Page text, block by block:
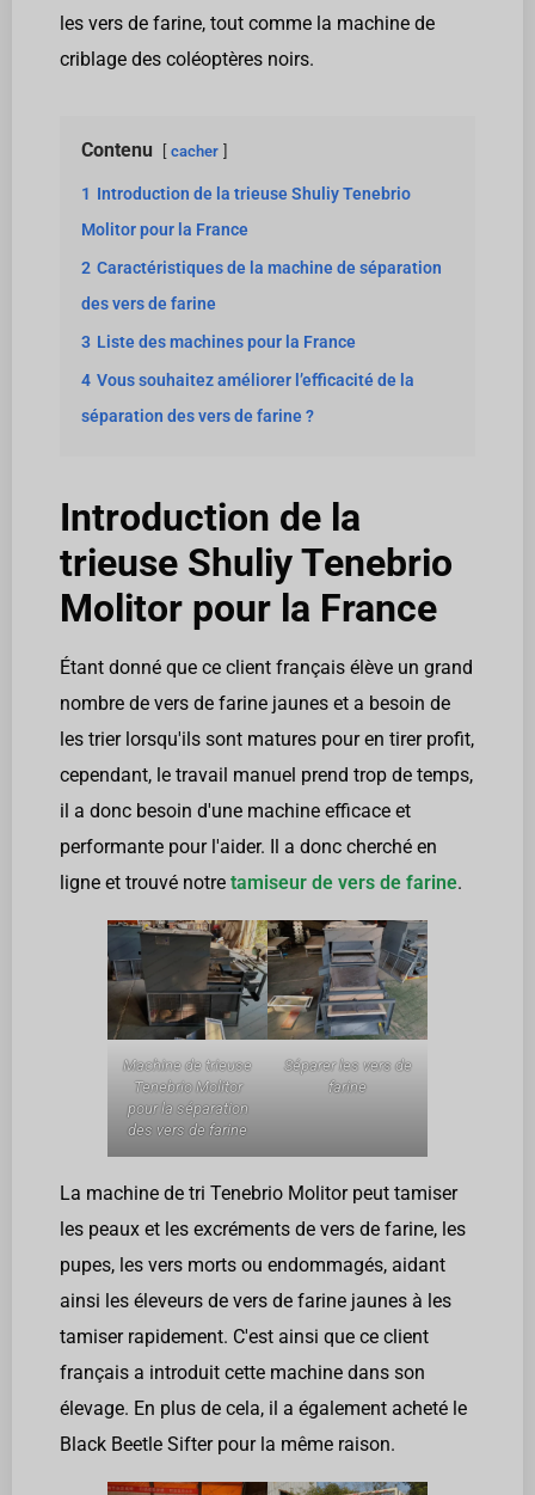
les vers de farine, tout comme la machine de
criblage des coléoptères noirs.
Contenu cacher
1 Introduction de la trieuse Shuliy Tenebrio
Molitor pour la France
2 Caractéristiques de la machine de séparation
des vers de farine
3 Liste des machines pour la France
4 Vous souhaitez améliorer l’efficacité de la
séparation des vers de farine ?
Introduction de la
trieuse Shuliy Tenebrio
Molitor pour la France
Étant donné que ce client français élève un grand
nombre de vers de farine jaunes et a besoin de
les trier lorsqu'ils sont matures pour en tirer profit,
cependant, le travail manuel prend trop de temps,
il a donc besoin d'une machine efficace et
performante pour l'aider. Il a donc cherché en
ligne et trouvé notre tamiseur de vers de farine.
Machine de trieuse
Tenebrio Molitor
pour la séparation
des vers de farine
Séparer les vers de
farine
La machine de tri Tenebrio Molitor peut tamiser
les peaux et les excréments de vers de farine, les
pupes, les vers morts ou endommagés, aidant
ainsi les éleveurs de vers de farine jaunes à les
tamiser rapidement. C'est ainsi que ce client
français a introduit cette machine dans son
élevage. En plus de cela, il a également acheté le
Black Beetle Sifter pour la même raison.